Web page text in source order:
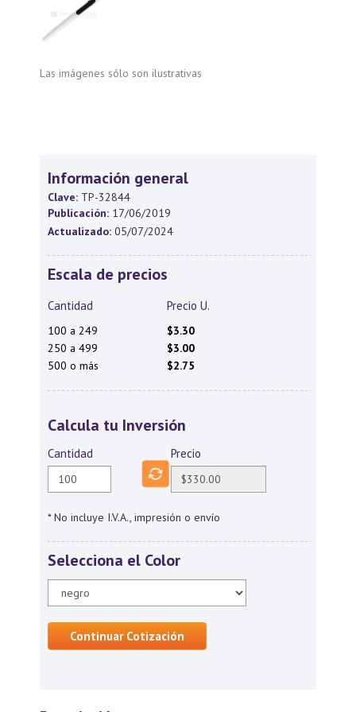
Las imágenes sólo son ilustrativas
Información general
Clave: TP-32844
Publicación: 17/06/2019
Actualizado: 05/07/2024
Escala de precios
Cantidad Precio U.
100 a 249
$3.30
250 a 499
$3.00
500 o más
$2.75
Calcula tu Inversión
Cantidad Precio
* No incluye I.V.A., impresión o envío
Selecciona el Color
Continuar Cotización